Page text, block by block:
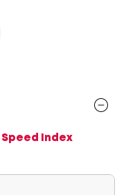
Speed Index